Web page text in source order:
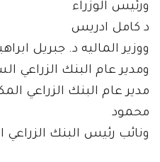
ورئيس الوزراء
د كامل ادريس
ووزير الماليه د. جبريل
ومدير عام البنك الزراعي
مدير عام البنك الزراعي
محمود
ونائب رئيس البنك